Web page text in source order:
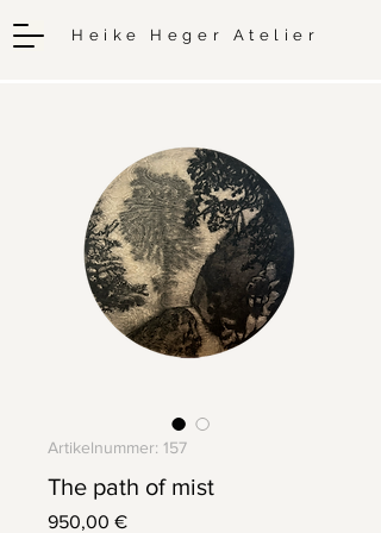
Heike Heger Atelier
Artikelnummer: 157
The path of mist
950,00 €Preis